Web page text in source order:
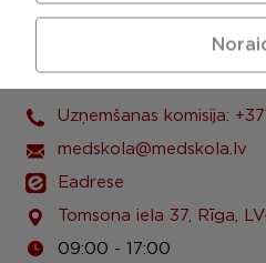
LU Rīgas 1.
Uzņemšanas komisija:
medskola@medskola.lv
Eadrese
Tomsona iela 37, Rīga,
09:00 - 17:00